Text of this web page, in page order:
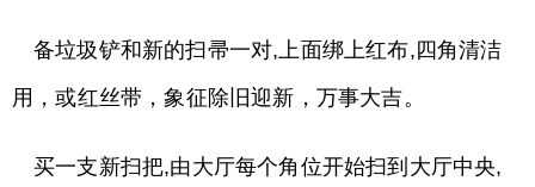
备垃圾铲和新的扫帚一对,上面绑上红布,四角清洁
用，或红丝带，象征除旧迎新，万事大吉。
买一支新扫把,由大厅每个角位开始扫到大厅中央,